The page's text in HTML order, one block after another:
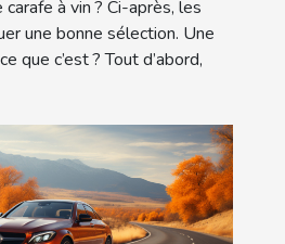
à vin ? Ci-après, les
une bonne sélection. Une
que c’est ? Tout d’abord,